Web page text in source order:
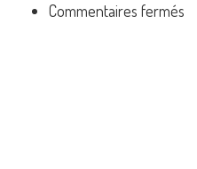
Commentaires fermés